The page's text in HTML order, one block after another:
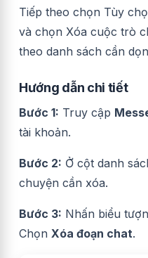
Tiếp theo chọn Tùy
và chọn Xóa cuộc trò
theo danh sách cần
Hướng dẫn chi tiết
Bước 1: Truy cập
tài khoản.
Bước 2: Ở cột danh
chuyện cần xóa.
Bước 3: Nhấn biểu
Chọn Xóa đoạn chat.